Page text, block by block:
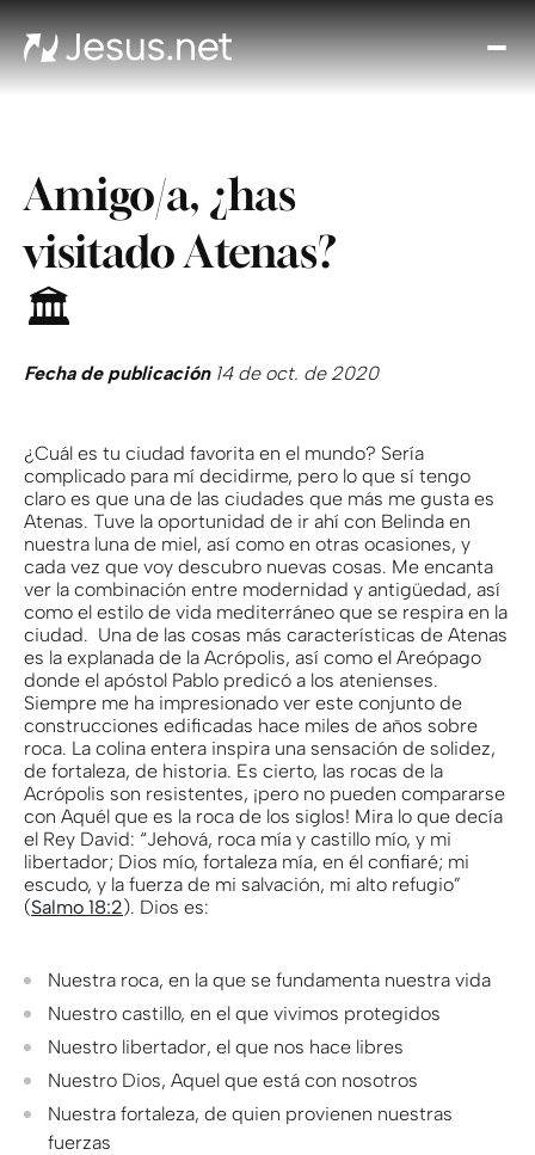
Amigo/a, ¿has
visitado Atenas?
🏛
Fecha de publicación14 de oct. de 2020
¿Cuál es tu ciudad favorita en el mundo? Sería
complicado para mí decidirme, pero lo que sí tengo
claro es que una de las ciudades que más me gusta es
Atenas. Tuve la oportunidad de ir ahí con Belinda en
nuestra luna de miel, así como en otras ocasiones, y
cada vez que voy descubro nuevas cosas. Me encanta
ver la combinación entre modernidad y antigüedad, así
como el estilo de vida mediterráneo que se respira en la
ciudad. Una de las cosas más características de Atenas
es la explanada de la Acrópolis, así como el Areópago
donde el apóstol Pablo predicó a los atenienses.
Siempre me ha impresionado ver este conjunto de
construcciones edificadas hace miles de años sobre
roca. La colina entera inspira una sensación de solidez,
de fortaleza, de historia. Es cierto, las rocas de la
Acrópolis son resistentes, ¡pero no pueden compararse
con Aquél que es la roca de los siglos! Mira lo que decía
el Rey David: “Jehová, roca mía y castillo mío, y mi
libertador; Dios mío, fortaleza mía, en él confiaré; mi
escudo, y la fuerza de mi salvación, mi alto refugio”
(Salmo 18:2). Dios es:
Nuestra roca, en la que se fundamenta nuestra vida
Nuestro castillo, en el que vivimos protegidos
Nuestro libertador, el que nos hace libres
Nuestro Dios, Aquel que está con nosotros
Nuestra fortaleza, de quien provienen nuestras
fuerzas